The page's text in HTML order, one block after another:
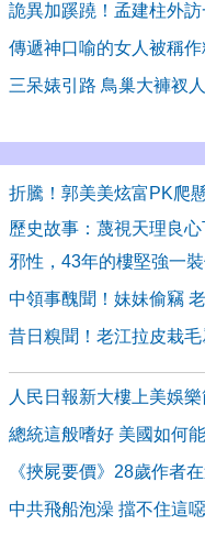
詭異加蹊蹺！孟建柱外
傳遞神口喻的女人被稱作
三呆婊引路 鳥巢大褲衩
折騰！郭美美炫富PK爬
歷史故事：蔑視天理良
邪性，43年的樓堅強一
中領事醜聞！妹妹偷竊
昔日糗聞！老江拉皮栽
人民日報新大樓上美娛樂
總統這般嗜好 美國如何
《挾屍要價》28歲作者
中共飛船泡澡 擋不住這